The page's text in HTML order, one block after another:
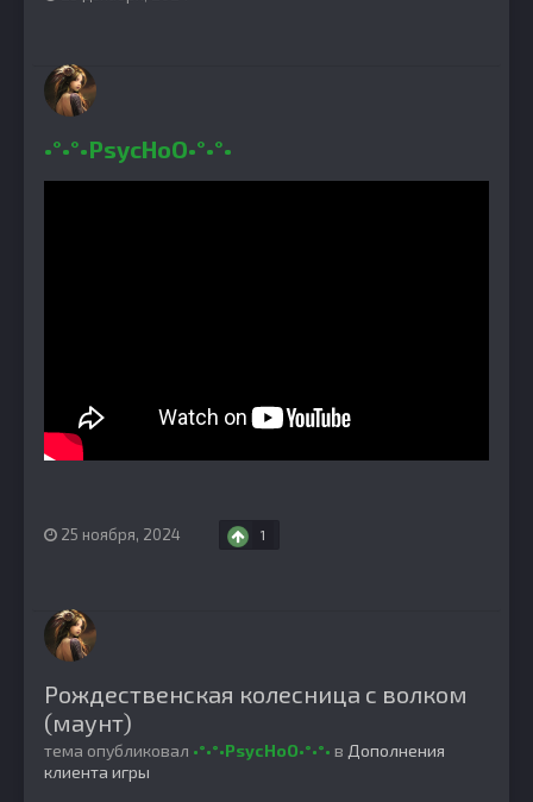
•°•°•PsycHoO•°•°•
25 ноября, 2024 1
Рождественская колесница с волком
(маунт)
тема опубликовал •°•°•PsycHoO•°•°• в Дополнения
клиента игры